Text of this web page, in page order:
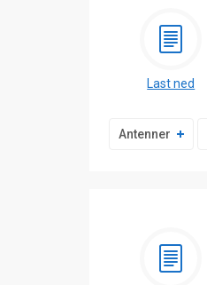
Last ned
Antenner